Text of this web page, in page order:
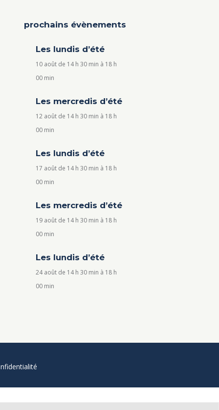
prochains évènements
Les lundis d’été
10 août de 14 h 30 min à 18 h
00 min
Les mercredis d’été
12 août de 14 h 30 min à 18 h
00 min
Les lundis d’été
17 août de 14 h 30 min à 18 h
00 min
Les mercredis d’été
19 août de 14 h 30 min à 18 h
00 min
Les lundis d’été
24 août de 14 h 30 min à 18 h
00 min